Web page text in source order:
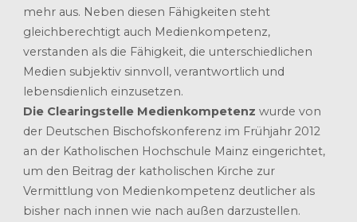
mehr aus. Neben diesen Fähigkeiten steht
gleichberechtigt auch Medienkompetenz,
verstanden als die Fähigkeit, die unterschiedlichen
Medien subjektiv sinnvoll, verantwortlich und
lebensdienlich einzusetzen.
Die Clearingstelle Medienkompetenz wurde von
der Deutschen Bischofskonferenz im Frühjahr 2012
an der Katholischen Hochschule Mainz eingerichtet,
um den Beitrag der katholischen Kirche zur
Vermittlung von Medienkompetenz deutlicher als
bisher nach innen wie nach außen darzustellen.